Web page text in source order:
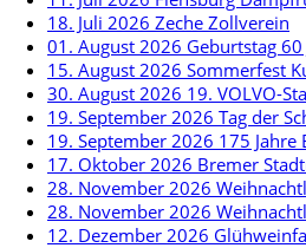
18. Juli 2026 Zeche Zollverein
01. August 2026 Geburtstag 60
15. August 2026 Sommerfest
30. August 2026 19. VOLVO-
19. September 2026 Tag der
19. September 2026 175 Jahre
17. Oktober 2026 Bremer
28. November 2026
28. November 2026
12. Dezember 2026